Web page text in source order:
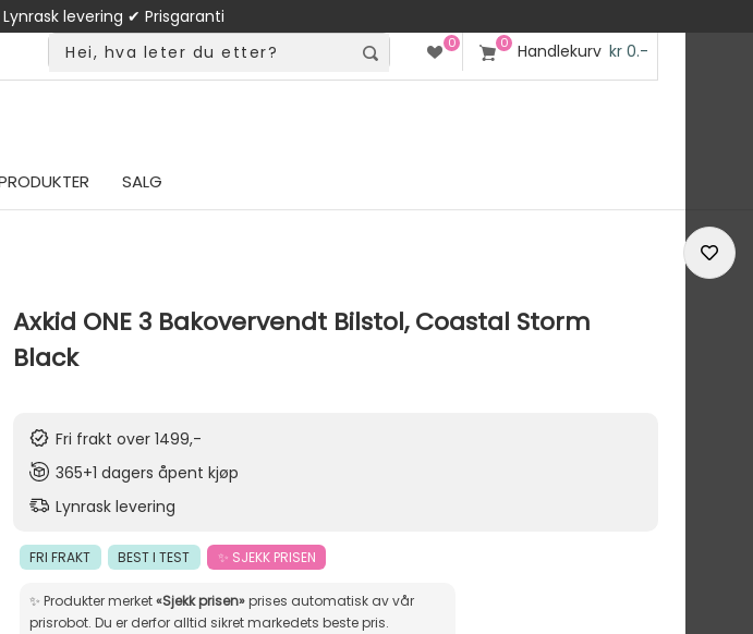
levering ✔ Prisgaranti
0 0 Handlekurv kr 0.-
SALG
Axkid ONE 3 Bakovervendt Bilstol, Coastal Storm
Black
Fri frakt over 1499,-
365+1 dagers åpent kjøp
Lynrask levering
FRI FRAKT BEST I TEST ✨ SJEKK PRISEN
✨ Produkter merket«Sjekk prisen»prises automatisk av vår
prisrobot. Du er derfor alltid sikret markedets beste pris.